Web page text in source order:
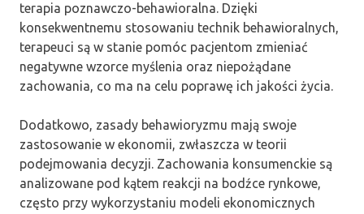
terapia poznawczo-behawioralna. Dzięki
konsekwentnemu stosowaniu technik behawioralnych,
terapeuci są w stanie pomóc pacjentom zmieniać
negatywne wzorce myślenia oraz niepożądane
zachowania, co ma na celu poprawę ich jakości życia.
Dodatkowo, zasady behawioryzmu mają swoje
zastosowanie w ekonomii, zwłaszcza w teorii
podejmowania decyzji. Zachowania konsumenckie są
analizowane pod kątem reakcji na bodźce rynkowe,
często przy wykorzystaniu modeli ekonomicznych